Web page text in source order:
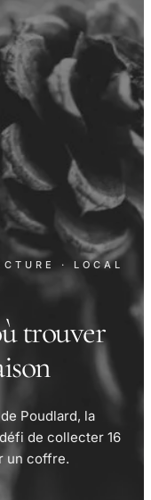
· LOCAL
trouver
Poudlard, la
de collecter 16
un coffre.